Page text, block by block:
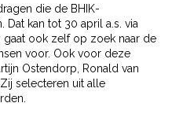
die de BHIK-
Dat kan tot 30 april a.s. via
gaat ook zelf op zoek naar de
voor. Ook voor deze
Ostendorp, Ronald van
selecteren uit alle